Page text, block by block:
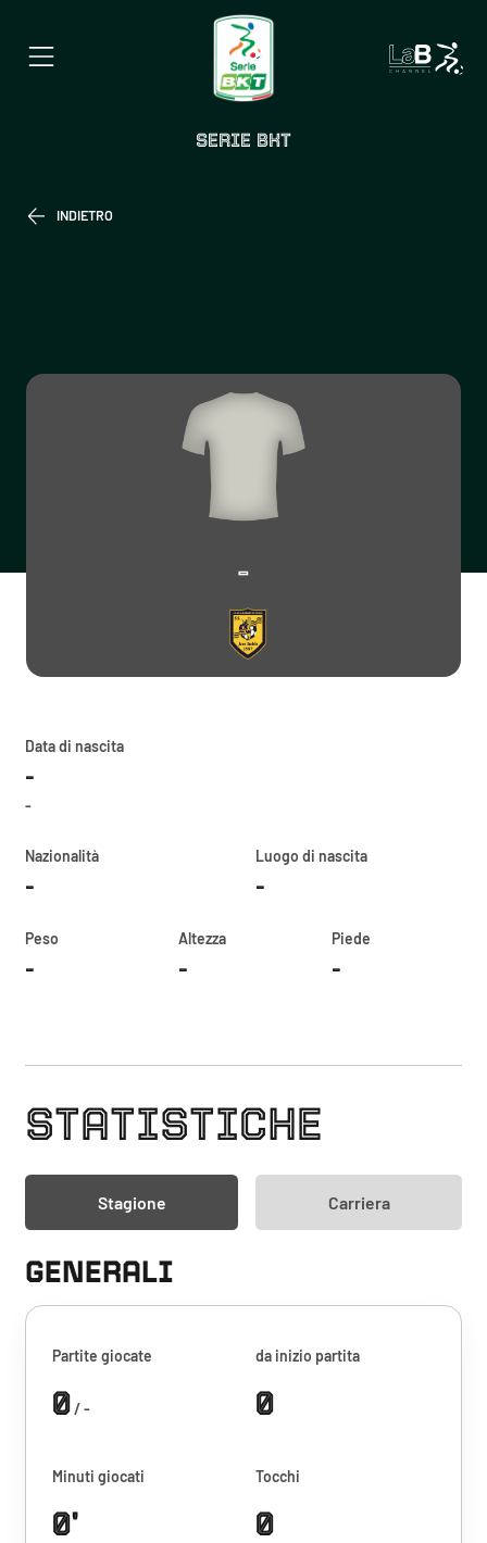
SERIE BKT
INDIETRO
-
Data di nascita
-
-
Nazionalità
-
Luogo di nascita
-
Peso
-
Altezza
-
Piede
-
STATISTICHE
Stagione Carriera
GENERALI
Partite giocate
0/ -
da inizio partita
0
Minuti giocati
0'
Tocchi
0